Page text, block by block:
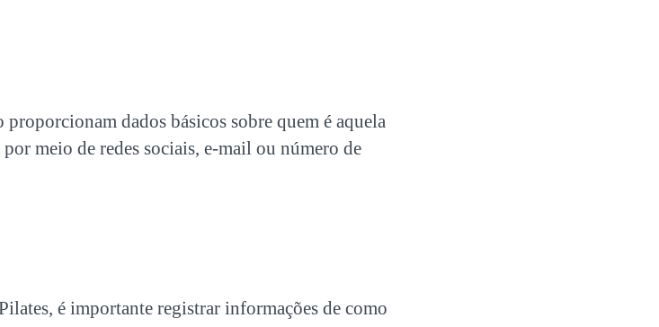
dados básicos sobre quem é aquela
meio de redes sociais, e-mail ou número de
, é importante registrar informações de como